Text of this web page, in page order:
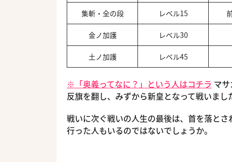
集斬・全の段 レベル15
金ノ加護 レベル30
土ノ加護 レベル45
※「奥義ってなに？」という人はコチラ マ
反旗を翻し、みずから新皇となって戦いまし
戦いに次ぐ戦いの人生の最後は、首を落と
行った人もいるのではないでしょうか。